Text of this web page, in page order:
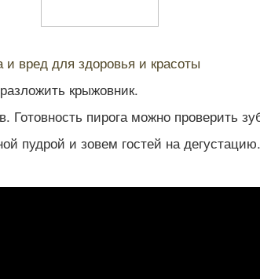
вред для здоровья и красоты
крыжовник.
пирога можно проверить
пудрой и зовем гостей на дегустацию.